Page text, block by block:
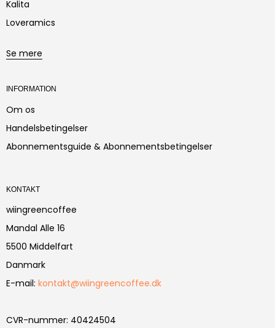
Kalita
Loveramics
Se mere
INFORMATION
Om os
Handelsbetingelser
Abonnementsguide & Abonnementsbetingelser
KONTAKT
wiingreencoffee
Mandal Alle 16
5500 Middelfart
Danmark
E-mail: kontakt@wiingreencoffee.dk
CVR-nummer: 40424504